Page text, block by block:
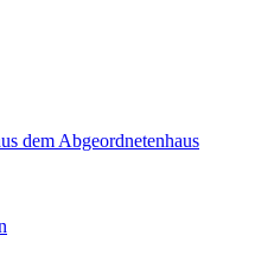
dem Abgeordnetenhaus